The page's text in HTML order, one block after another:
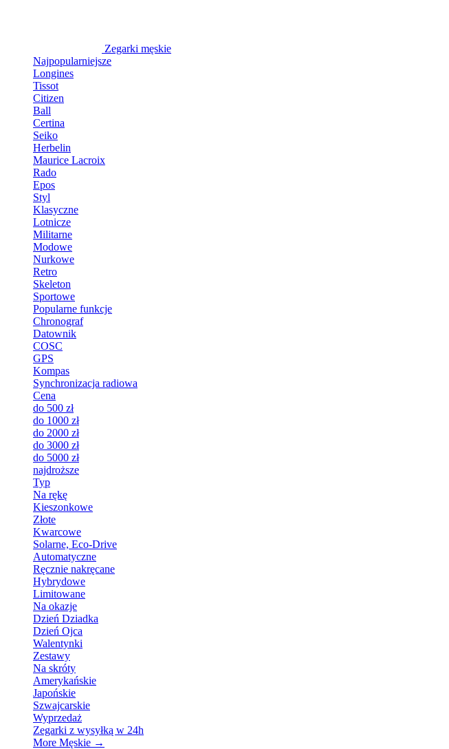
Zegarki męskie
Najpopularniejsze
Longines
Tissot
Citizen
Ball
Certina
Seiko
Herbelin
Maurice Lacroix
Rado
Epos
Styl
Klasyczne
Lotnicze
Militarne
Modowe
Nurkowe
Retro
Skeleton
Sportowe
Popularne funkcje
Chronograf
Datownik
COSC
GPS
Kompas
Synchronizacja radiowa
Cena
do 500 zł
do 1000 zł
do 2000 zł
do 3000 zł
do 5000 zł
najdroższe
Typ
Na rękę
Kieszonkowe
Złote
Kwarcowe
Solarne, Eco-Drive
Automatyczne
Ręcznie nakręcane
Hybrydowe
Limitowane
Na okazje
Dzień Dziadka
Dzień Ojca
Walentynki
Zestawy
Na skróty
Amerykańskie
Japońskie
Szwajcarskie
Wyprzedaż
Zegarki z wysyłką w 24h
More Męskie →